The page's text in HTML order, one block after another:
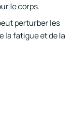
le corps.
perturber les
la fatigue et de la